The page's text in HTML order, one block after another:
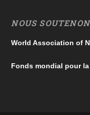
NOUS
World Association of
Fonds mondial pour